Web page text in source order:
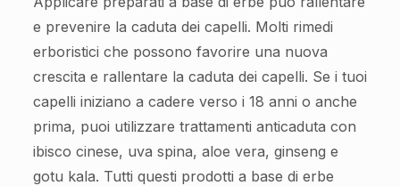
e prevenire la caduta dei capelli. Molti rimedi
erboristici che possono favorire una nuova
crescita e rallentare la caduta dei capelli. Se i tuoi
capelli iniziano a cadere verso i 18 anni o anche
prima, puoi utilizzare trattamenti anticaduta con
ibisco cinese, uva spina, aloe vera, ginseng e
gotu kala. Tutti questi prodotti a base di erbe